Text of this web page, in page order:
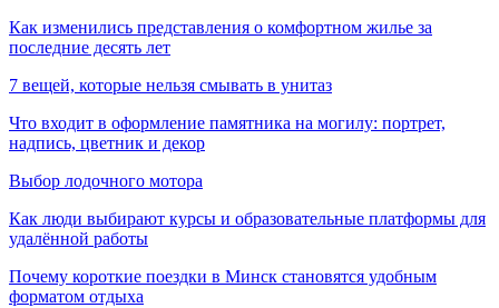
Как изменились представления о комфортном жилье за
последние десять лет
7 вещей, которые нельзя смывать в унитаз
Что входит в оформление памятника на могилу: портрет,
надпись, цветник и декор
Выбор лодочного мотора
Как люди выбирают курсы и образовательные платформы для
удалённой работы
Почему короткие поездки в Минск становятся удобным
форматом отдыха